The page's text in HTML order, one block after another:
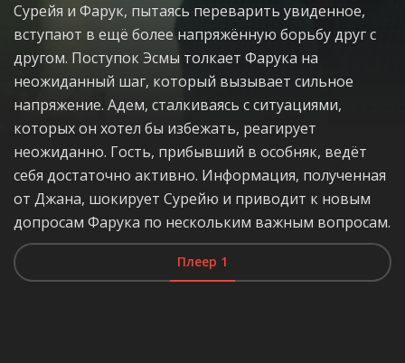
Сурейя и Фарук, пытаясь переварить увиденное,
вступают в ещё более напряжённую борьбу друг с
другом. Поступок Эсмы толкает Фарука на
неожиданный шаг, который вызывает сильное
напряжение. Адем, сталкиваясь с ситуациями,
которых он хотел бы избежать, реагирует
неожиданно. Гость, прибывший в особняк, ведёт
себя достаточно активно. Информация, полученная
от Джана, шокирует Сурейю и приводит к новым
допросам Фарука по нескольким важным вопросам.
Плеер 1